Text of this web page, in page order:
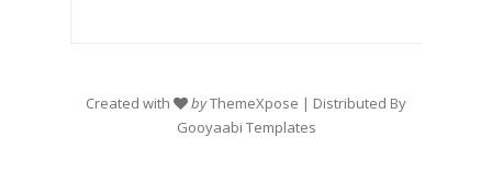
Created with byThemeXpose | Distributed By
Gooyaabi Templates